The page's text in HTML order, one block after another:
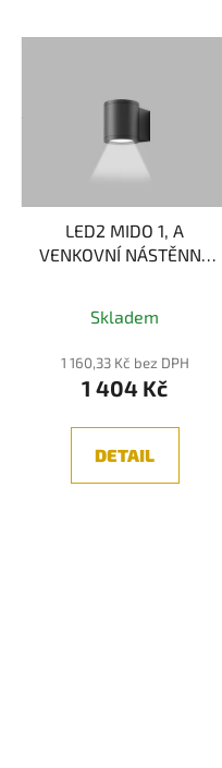
LED2 MIDO 1, A
VENKOVNÍ NÁSTĚNNÉ
Skladem
1 160,33 Kč bez DPH
1 404 Kč
DETAIL